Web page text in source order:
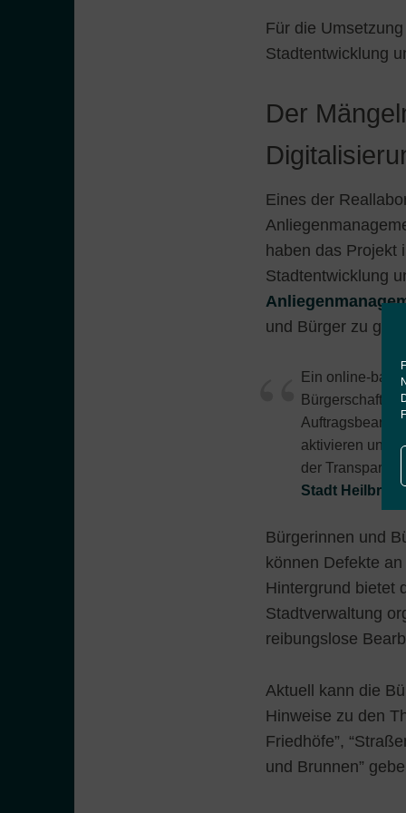
Für die
Stadtentwicklung
Der
Eines der
haben das Projekt
Stadtentwicklung
und Bürger zu
Ein online-
Bürgerschaft
aktivieren und
der
Stadt
Bürgerinnen und
können Defekte
Hintergrund bietet
Stadtverwaltung
reibungslose
Aktuell kann die
Hinweise zu den
Friedhöfe”,
und Brunnen”